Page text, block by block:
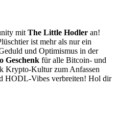
mit The Little Hodler an!
ist mehr als nur ein
und Optimismus in der
Geschenk für alle Bitcoin- und
Krypto-Kultur zum Anfassen
HODL-Vibes verbreiten! Hol dir